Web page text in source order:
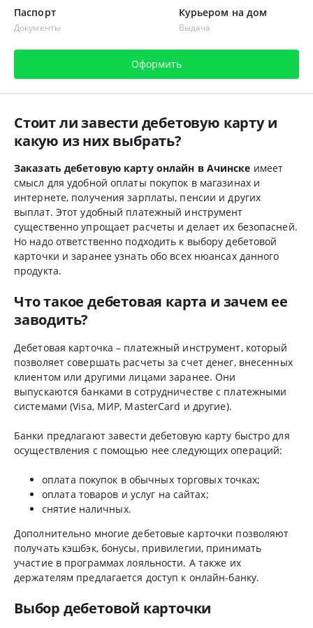
Паспорт
Документы
Курьером на дом
Выдача
Оформить
Стоит ли завести дебетовую карту и
какую из них выбрать?
Заказать дебетовую карту онлайн в Ачинске имеет
смысл для удобной оплаты покупок в магазинах и
интернете, получения зарплаты, пенсии и других
выплат. Этот удобный платежный инструмент
существенно упрощает расчеты и делает их безопасней.
Но надо ответственно подходить к выбору дебетовой
карточки и заранее узнать обо всех нюансах данного
продукта.
Что такое дебетовая карта и зачем ее
заводить?
Дебетовая карточка – платежный инструмент, который
позволяет совершать расчеты за счет денег, внесенных
клиентом или другими лицами заранее. Они
выпускаются банками в сотрудничестве с платежными
системами (Visa, МИР, MasterCard и другие).
Банки предлагают завести дебетовую карту быстро для
осуществления с помощью нее следующих операций:
оплата покупок в обычных торговых точках;
оплата товаров и услуг на сайтах;
снятие наличных.
Дополнительно многие дебетовые карточки позволяют
получать кэшбэк, бонусы, привилегии, принимать
участие в программах лояльности. А также их
держателям предлагается доступ к онлайн-банку.
Выбор дебетовой карточки